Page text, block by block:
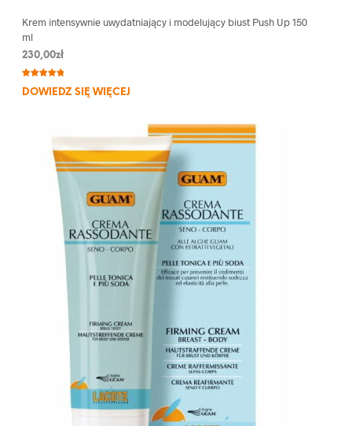
Krem intensywnie uwydatniający i modelujący biust Push Up 150
ml
230,00zł
5.00na 5
DOWIEDZ SIĘ WIĘCEJ